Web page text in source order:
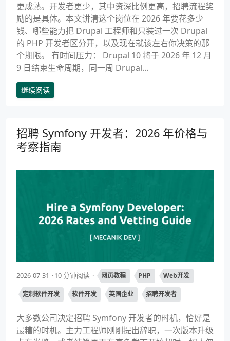
更成熟。开发者更少，其中资深比例更高，招聘流程奖
励的是具体。本文讲清这个岗位在 2026 年要花多少
钱、哪些能力把 Drupal 工程师和只装过一次 Drupal
的 PHP 开发者区分开，以及现在就该左右你决策的那
个期限。 有时间压力： Drupal 10 将于 2026 年 12 月
9 日结束生命周期，同一周 Drupal...
继续阅读
招聘 Symfony 开发者：2026 年价格与
考察指南
2026-07-31 10 分钟阅读 网页教程 PHP Web开发
定制软件开发 软件开发 英国企业 招聘开发者
大多数公司决定招聘 Symfony 开发者的时机，恰好是
最糟的时机。主力工程师刚刚提出辞职，一次版本升级